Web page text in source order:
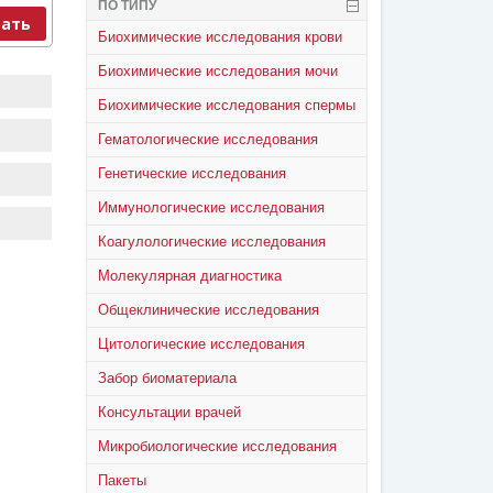
ПО ТИПУ
Биохимические исследования крови
Биохимические исследования мочи
Биохимические исследования спермы
Гематологические исследования
Генетические исследования
Иммунологические исследования
Коагулологические исследования
Молекулярная диагностика
Общеклинические исследования
Цитологические исследования
Забор биоматериала
Консультации врачей
Микробиологические исследования
Пакеты